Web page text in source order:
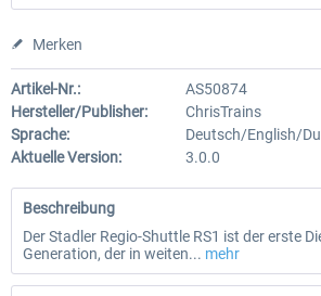
Merken
Artikel-Nr.:
AS50874
Hersteller/Publisher:
ChrisTrains
Sprache:
Deutsch/English/
Aktuelle Version:
3.0.0
Beschreibung
Der Stadler Regio-Shuttle RS1 ist der erste
Generation, der in weiten... mehr